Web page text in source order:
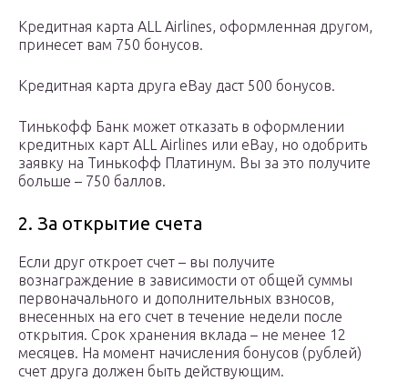
Кредитная карта ALL Airlines, оформленная другом,
принесет вам 750 бонусов.
Кредитная карта друга eBay даст 500 бонусов.
Тинькофф Банк может отказать в оформлении
кредитных карт ALL Airlines или eBay, но одобрить
заявку на Тинькофф Платинум. Вы за это получите
больше – 750 баллов.
2. За открытие счета
Если друг откроет счет – вы получите
вознаграждение в зависимости от общей суммы
первоначального и дополнительных взносов,
внесенных на его счет в течение недели после
открытия. Срок хранения вклада – не менее 12
месяцев. На момент начисления бонусов (рублей)
счет друга должен быть действующим.